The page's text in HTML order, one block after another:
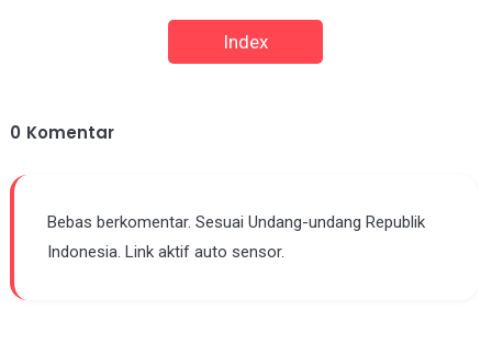
Index
0 Komentar
Bebas berkomentar. Sesuai Undang-undang Republik
Indonesia. Link aktif auto sensor.